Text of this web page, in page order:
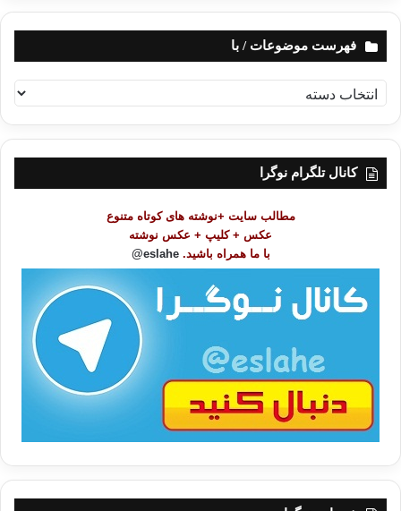
فهرست موضوعات / با
ه
ر
کانال تلگرام نوگرا
مطالب سایت +نوشته های کوتاه متنوع
عکس + کلیپ + عکس نوشته
با ما همراه باشید. eslahe@